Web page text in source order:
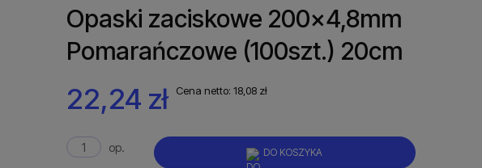
Opaski zaciskowe 200x4,8mm
Pomarańczowe (100szt.) 20cm
22,24 zł Cena netto: 18,08 zł
op. DO KOSZYKA